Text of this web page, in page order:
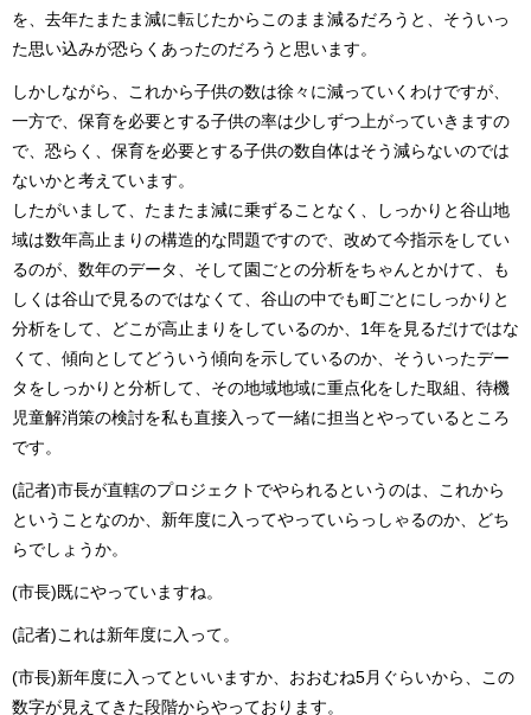
を、去年たまたま減に転じたからこのまま減るだろうと、そういっ
た思い込みが恐らくあったのだろうと思います。
しかしながら、これから子供の数は徐々に減っていくわけですが、
一方で、保育を必要とする子供の率は少しずつ上がっていきますの
で、恐らく、保育を必要とする子供の数自体はそう減らないのでは
ないかと考えています。
したがいまして、たまたま減に乗ずることなく、しっかりと谷山地
域は数年高止まりの構造的な問題ですので、改めて今指示をしてい
るのが、数年のデータ、そして園ごとの分析をちゃんとかけて、も
しくは谷山で見るのではなくて、谷山の中でも町ごとにしっかりと
分析をして、どこが高止まりをしているのか、1年を見るだけではな
くて、傾向としてどういう傾向を示しているのか、そういったデー
タをしっかりと分析して、その地域地域に重点化をした取組、待機
児童解消策の検討を私も直接入って一緒に担当とやっているところ
です。
(記者)市長が直轄のプロジェクトでやられるというのは、これから
ということなのか、新年度に入ってやっていらっしゃるのか、どち
らでしょうか。
(市長)既にやっていますね。
(記者)これは新年度に入って。
(市長)新年度に入ってといいますか、おおむね5月ぐらいから、この
数字が見えてきた段階からやっております。